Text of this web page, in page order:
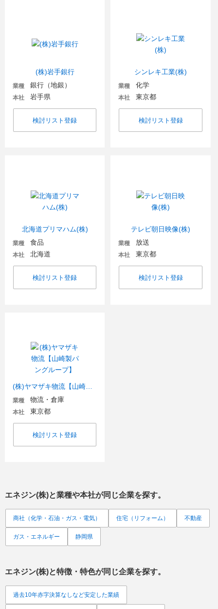
(株)岩手銀行
業種 銀行（地銀）
本社 岩手県
検討リスト登録
シンレキ工業(株)
業種 化学
本社 東京都
検討リスト登録
北海道プリマハム(株)
業種 食品
本社 北海道
検討リスト登録
テレビ朝日映像(株)
業種 放送
本社 東京都
検討リスト登録
業種 物流・倉庫
本社 東京都
検討リスト登録
エネジン(株)と業種や本社が同じ企業を探す。
商社（化学・石油・ガス・電気） 住宅（リフォーム） 不動産
ガス・エネルギー 静岡県
エネジン(株)と特徴・特色が同じ企業を探す。
過去10年赤字決算なしなど安定した業績